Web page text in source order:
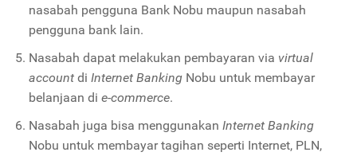
nasabah pengguna Bank Nobu maupun nasabah
pengguna bank lain.
Nasabah dapat melakukan pembayaran via virtual
accountdi Internet BankingNobu untuk membayar
belanjaan di e-commerce.
Nasabah juga bisa menggunakan Internet Banking
Nobu untuk membayar tagihan seperti Internet, PLN,